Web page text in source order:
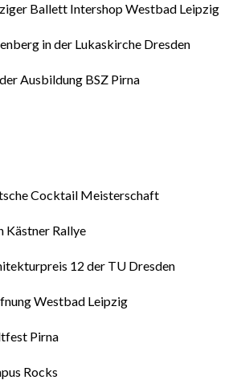
Ballett Intershop Westbad Leipzig
in der Lukaskirche Dresden
Ausbildung BSZ Pirna
Cocktail Meisterschaft
Kästner Rallye
12 der TU Dresden
Westbad Leipzig
Pirna
Rocks